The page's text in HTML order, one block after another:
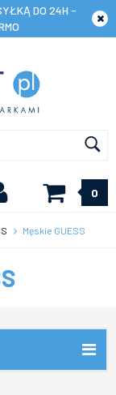
DO 24H -
0
Męskie GUESS